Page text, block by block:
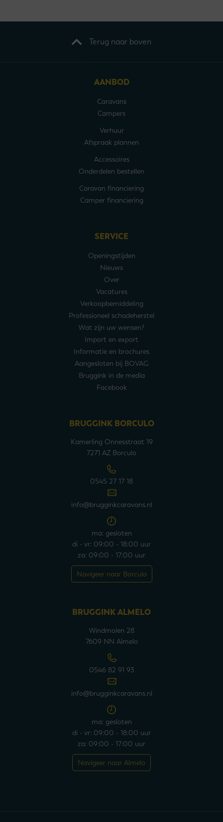
Terug naar boven
AANBOD
Caravans
Campers
Verhuur
Afspraak plannen
Accessoires
Onderdelen bestellen
Caravan financiering
Camper financiering
SERVICE
Openingstijden
Nieuws
Over
Vacatures
Verkoopbemiddeling
Professioneel schadeherstel
Wat zijn uw wensen?
Import en export
Informatie en brochures
Aangesloten bij BOVAG
Bruggink in de media
Facebook
BRUGGINK BORCULO
Kamerling Onnesstraat 19
7271 AZ Borculo
0545 27 17 18
info@brugginkcaravans.nl
ma: gesloten
di - vr: 09:00 - 18:00 uur
za: 09:00 - 17:00 uur
Navigeer naar Borculo
BRUGGINK ALMELO
Windmolen 28
7609 NN Almelo
0546 82 91 93
info@brugginkcaravans.nl
ma: gesloten
di - vr: 09:00 - 18:00 uur
za: 09:00 - 17:00 uur
Navigeer naar Almelo